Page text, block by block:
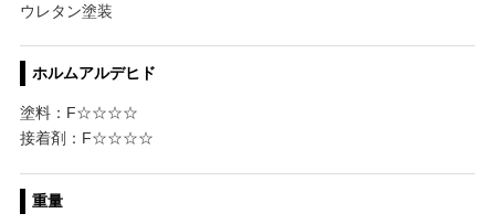
ウレタン塗装
ホルムアルデヒド
塗料：F☆☆☆☆
接着剤：F☆☆☆☆
重量